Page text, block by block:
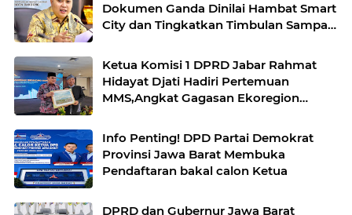
Dokumen Ganda Dinilai Hambat Smart
City dan Tingkatkan Timbulan Sampah
Ketua Komisi 1 DPRD Jabar Rahmat
Hidayat Djati Hadiri Pertemuan
MMS,Angkat Gagasan Ekoregion
Info Penting! DPD Partai Demokrat
Provinsi Jawa Barat Membuka
Pendaftaran bakal calon Ketua
DPRD dan Gubernur Jawa Barat